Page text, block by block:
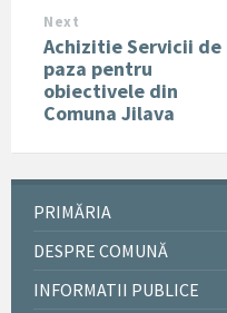
Next
Achizitie Servicii de
paza pentru
obiectivele din
Comuna Jilava
PRIMĂRIA
DESPRE COMUNĂ
INFORMATII PUBLICE